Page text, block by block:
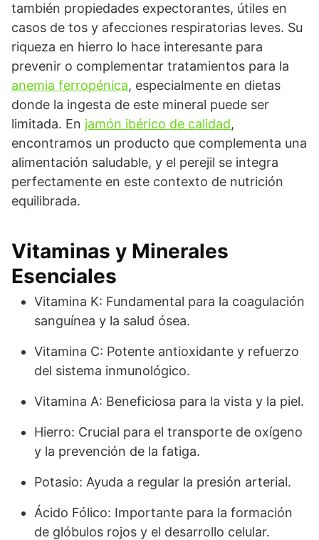
también propiedades expectorantes, útiles en
casos de tos y afecciones respiratorias leves. Su
riqueza en hierro lo hace interesante para
prevenir o complementar tratamientos para la
anemia ferropénica, especialmente en dietas
donde la ingesta de este mineral puede ser
limitada. En jamón ibérico de calidad,
encontramos un producto que complementa una
alimentación saludable, y el perejil se integra
perfectamente en este contexto de nutrición
equilibrada.
Vitaminas y Minerales
Esenciales
Vitamina K: Fundamental para la coagulación
sanguínea y la salud ósea.
Vitamina C: Potente antioxidante y refuerzo
del sistema inmunológico.
Vitamina A: Beneficiosa para la vista y la piel.
Hierro: Crucial para el transporte de oxígeno
y la prevención de la fatiga.
Potasio: Ayuda a regular la presión arterial.
Ácido Fólico: Importante para la formación
de glóbulos rojos y el desarrollo celular.